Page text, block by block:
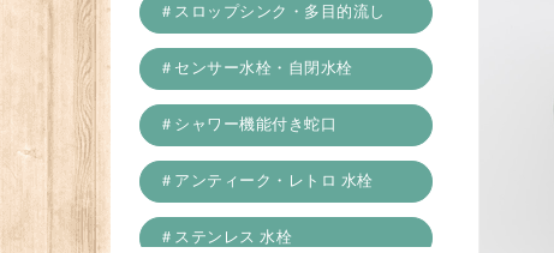
＃スロップシンク・多目的流し
＃センサー水栓・自閉水栓
＃シャワー機能付き蛇口
＃アンティーク・レトロ 水栓
＃ステンレス 水栓